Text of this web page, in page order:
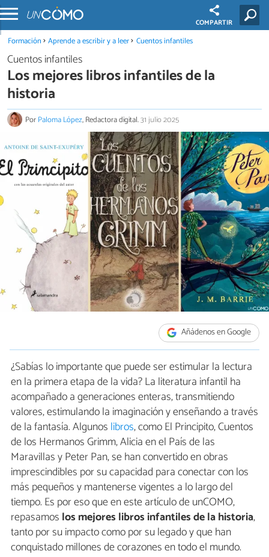
COMPARTIR
Formación Aprende a escribir y a leer Cuentos infantiles
Cuentos infantiles
Los mejores libros infantiles de la
historia
PorPaloma López, Redactora digital.31 julio 2025
Añádenos en Google
¿Sabías lo importante que puede ser estimular la lectura
en la primera etapa de la vida? La literatura infantil ha
acompañado a generaciones enteras, transmitiendo
valores, estimulando la imaginación y enseñando a través
de la fantasía. Algunos libros, como El Principito, Cuentos
de los Hermanos Grimm, Alicia en el País de las
Maravillas y Peter Pan, se han convertido en obras
imprescindibles por su capacidad para conectar con los
más pequeños y mantenerse vigentes a lo largo del
tiempo. Es por eso que en este artículo de unCOMO,
repasamos los mejores libros infantiles de la historia,
tanto por su impacto como por su legado y que han
conquistado millones de corazones en todo el mundo.